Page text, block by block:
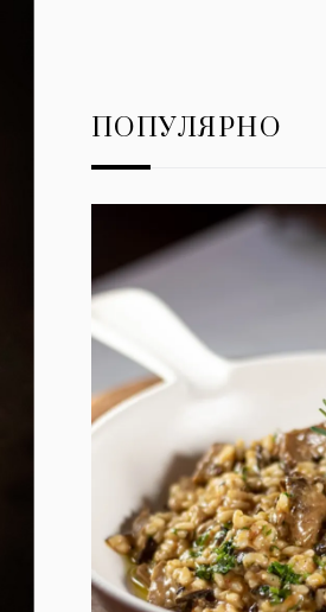
ПОПУЛЯРНО